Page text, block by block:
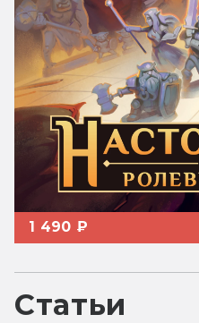
1 490 ₽
Статьи